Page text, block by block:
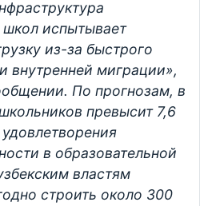
школ испытывает
из-за быстрого
внутренней миграции»,
По прогнозам, в
превысит 7,6
в образовательной
властям
строить около 300